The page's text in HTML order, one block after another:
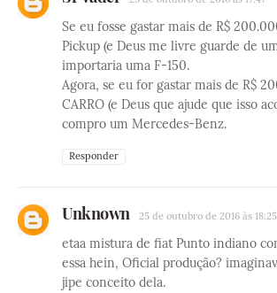
Se eu fosse gastar mais de R$
Pickup (e Deus me livre guarde de
importaria uma F-150.
Agora, se eu for gastar mais de R$
CARRO (e Deus que ajude que isso
compro um Mercedes-Benz.
Responder
Unknown 25 de outubro de 2016 às 18:25
etaa mistura de fiat Punto indiano
essa hein, Oficial produção?
jipe conceito dela.